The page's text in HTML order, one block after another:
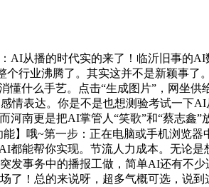
从播的时代实的来了！临沂旧事的
行业沸腾了。其实这并不是新颖事了
什么手艺。点击“生成图片”，网坐
表达。你是不是也想测验考试一下
南更是把AI掌管人“笑歌”和“蔡志鑫
】哦~第一步：正在电脑或手机浏览器
能帮你实现。节流人力成本。无论
事务中的播报工做，简单AI还有不
！总的来说呀，超多气概可选，说到